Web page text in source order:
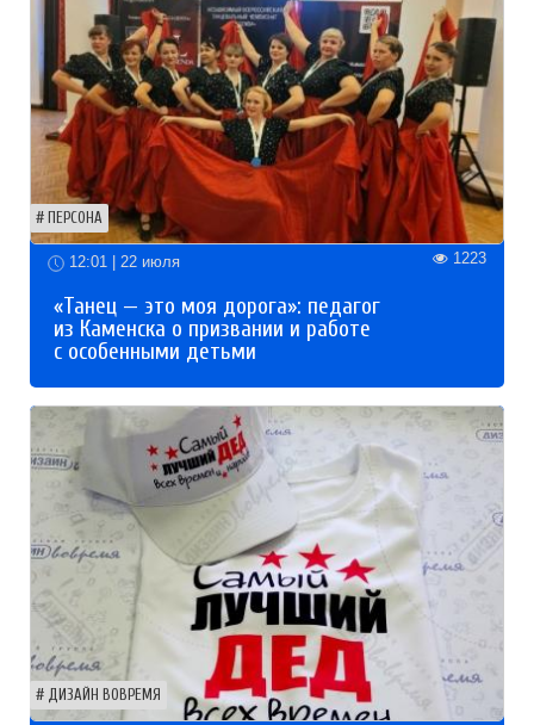
ПЕРСОНА
12:01 | 22 июля 1223
«Танец — это моя дорога»: педагог
из Каменска о призвании и работе
с особенными детьми
ДИЗАЙН ВОВРЕМЯ